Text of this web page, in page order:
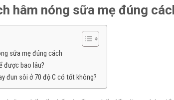
hâm nóng sữa mẹ đúng
sữa mẹ đúng cách
được bao lâu?
đun sôi ở 70 độ C có tốt không?